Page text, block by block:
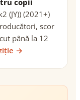
copii
(JY)) (2021+)
scor
până la 12
→